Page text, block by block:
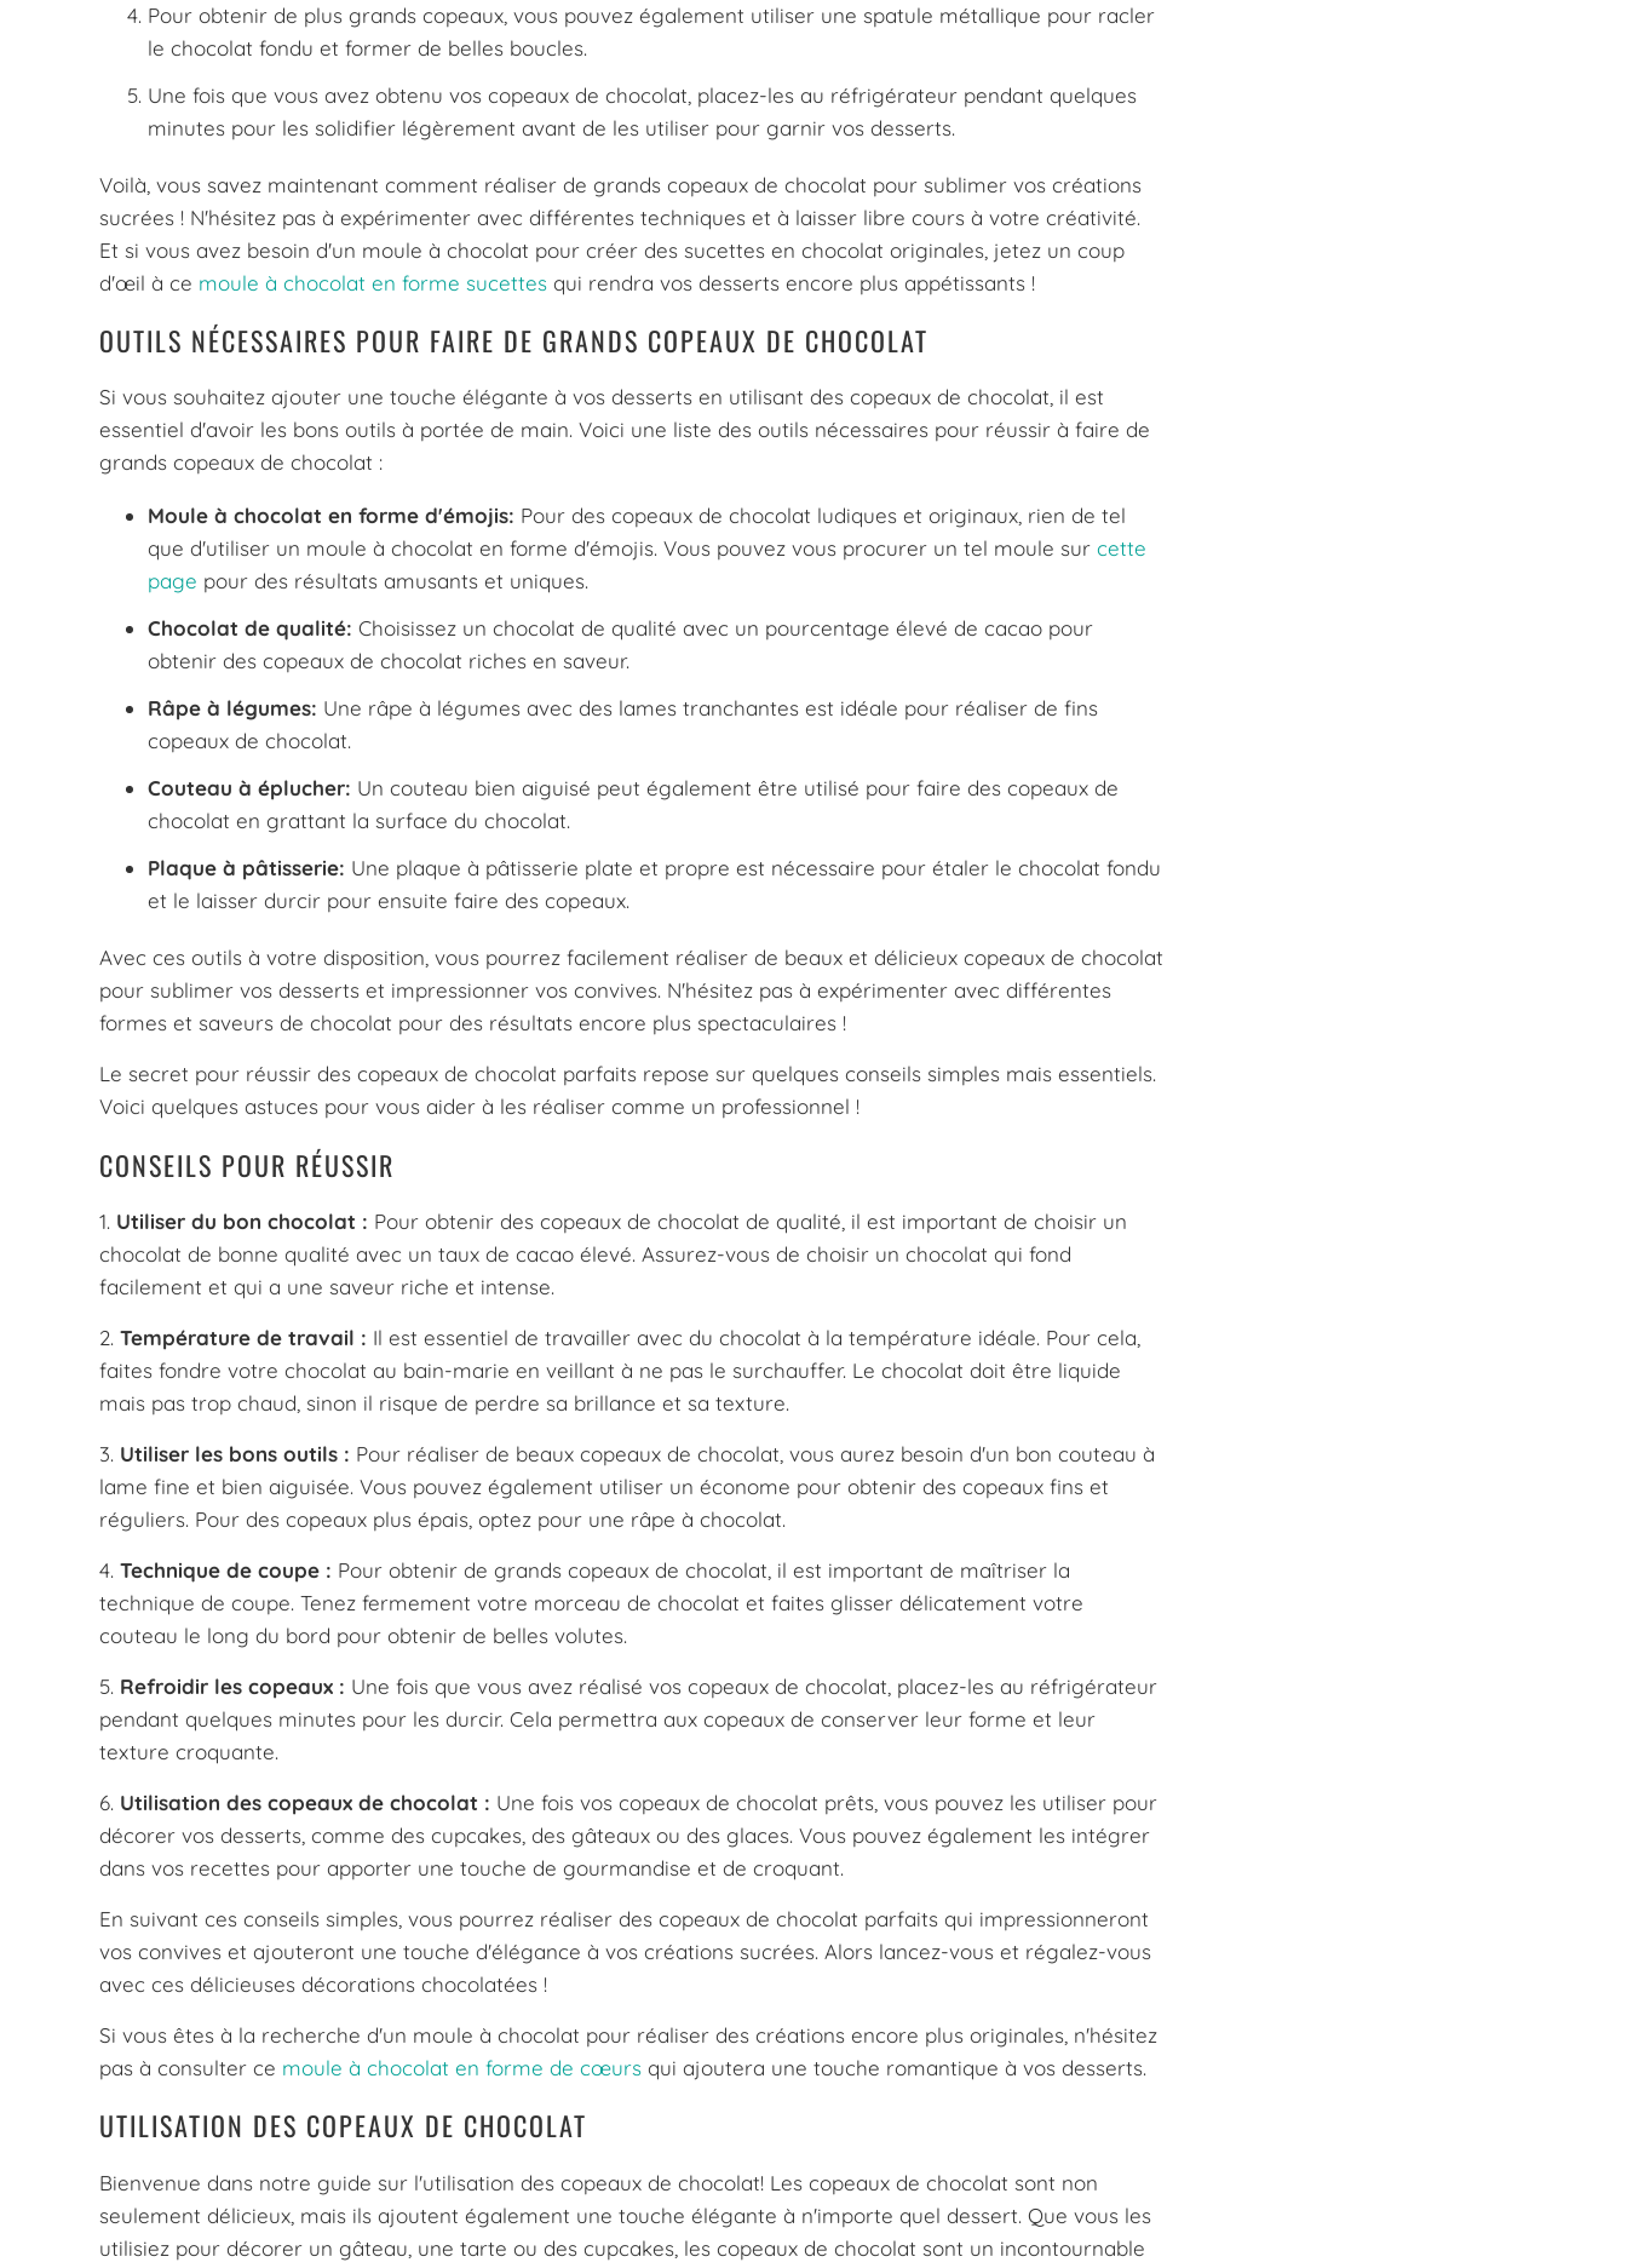
Pour obtenir de plus grands copeaux, vous pouvez également utiliser une spatule métallique pour racler
le chocolat fondu et former de belles boucles.
Une fois que vous avez obtenu vos copeaux de chocolat, placez-les au réfrigérateur pendant quelques
minutes pour les solidifier légèrement avant de les utiliser pour garnir vos desserts.
Voilà, vous savez maintenant comment réaliser de grands copeaux de chocolat pour sublimer vos créations
sucrées ! N'hésitez pas à expérimenter avec différentes techniques et à laisser libre cours à votre créativité.
Et si vous avez besoin d'un moule à chocolat pour créer des sucettes en chocolat originales, jetez un coup
d'œil à ce moule à chocolat en forme sucettes qui rendra vos desserts encore plus appétissants !
OUTILS NÉCESSAIRES POUR FAIRE DE GRANDS COPEAUX DE CHOCOLAT
Si vous souhaitez ajouter une touche élégante à vos desserts en utilisant des copeaux de chocolat, il est
essentiel d'avoir les bons outils à portée de main. Voici une liste des outils nécessaires pour réussir à faire de
grands copeaux de chocolat :
Moule à chocolat en forme d'émojis: Pour des copeaux de chocolat ludiques et originaux, rien de tel
que d'utiliser un moule à chocolat en forme d'émojis. Vous pouvez vous procurer un tel moule sur cette
page pour des résultats amusants et uniques.
Chocolat de qualité: Choisissez un chocolat de qualité avec un pourcentage élevé de cacao pour
obtenir des copeaux de chocolat riches en saveur.
Râpe à légumes: Une râpe à légumes avec des lames tranchantes est idéale pour réaliser de fins
copeaux de chocolat.
Couteau à éplucher: Un couteau bien aiguisé peut également être utilisé pour faire des copeaux de
chocolat en grattant la surface du chocolat.
Plaque à pâtisserie: Une plaque à pâtisserie plate et propre est nécessaire pour étaler le chocolat fondu
et le laisser durcir pour ensuite faire des copeaux.
Avec ces outils à votre disposition, vous pourrez facilement réaliser de beaux et délicieux copeaux de chocolat
pour sublimer vos desserts et impressionner vos convives. N'hésitez pas à expérimenter avec différentes
formes et saveurs de chocolat pour des résultats encore plus spectaculaires !
Le secret pour réussir des copeaux de chocolat parfaits repose sur quelques conseils simples mais essentiels.
Voici quelques astuces pour vous aider à les réaliser comme un professionnel !
CONSEILS POUR RÉUSSIR
1. Utiliser du bon chocolat : Pour obtenir des copeaux de chocolat de qualité, il est important de choisir un
chocolat de bonne qualité avec un taux de cacao élevé. Assurez-vous de choisir un chocolat qui fond
facilement et qui a une saveur riche et intense.
2. Température de travail : Il est essentiel de travailler avec du chocolat à la température idéale. Pour cela,
faites fondre votre chocolat au bain-marie en veillant à ne pas le surchauffer. Le chocolat doit être liquide
mais pas trop chaud, sinon il risque de perdre sa brillance et sa texture.
3. Utiliser les bons outils : Pour réaliser de beaux copeaux de chocolat, vous aurez besoin d'un bon couteau à
lame fine et bien aiguisée. Vous pouvez également utiliser un économe pour obtenir des copeaux fins et
réguliers. Pour des copeaux plus épais, optez pour une râpe à chocolat.
4. Technique de coupe : Pour obtenir de grands copeaux de chocolat, il est important de maîtriser la
technique de coupe. Tenez fermement votre morceau de chocolat et faites glisser délicatement votre
couteau le long du bord pour obtenir de belles volutes.
5. Refroidir les copeaux : Une fois que vous avez réalisé vos copeaux de chocolat, placez-les au réfrigérateur
pendant quelques minutes pour les durcir. Cela permettra aux copeaux de conserver leur forme et leur
texture croquante.
6. Utilisation des copeaux de chocolat : Une fois vos copeaux de chocolat prêts, vous pouvez les utiliser pour
décorer vos desserts, comme des cupcakes, des gâteaux ou des glaces. Vous pouvez également les intégrer
dans vos recettes pour apporter une touche de gourmandise et de croquant.
En suivant ces conseils simples, vous pourrez réaliser des copeaux de chocolat parfaits qui impressionneront
vos convives et ajouteront une touche d'élégance à vos créations sucrées. Alors lancez-vous et régalez-vous
avec ces délicieuses décorations chocolatées !
Si vous êtes à la recherche d'un moule à chocolat pour réaliser des créations encore plus originales, n'hésitez
pas à consulter ce moule à chocolat en forme de cœurs qui ajoutera une touche romantique à vos desserts.
UTILISATION DES COPEAUX DE CHOCOLAT
Bienvenue dans notre guide sur l'utilisation des copeaux de chocolat! Les copeaux de chocolat sont non
seulement délicieux, mais ils ajoutent également une touche élégante à n'importe quel dessert. Que vous les
utilisiez pour décorer un gâteau, une tarte ou des cupcakes, les copeaux de chocolat sont un incontournable